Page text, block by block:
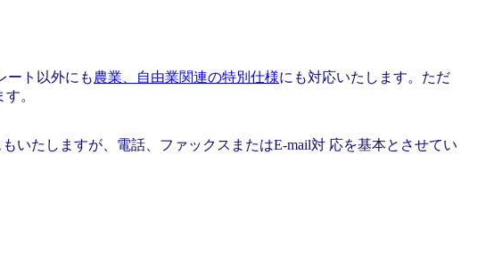
ート以外にも農業、自由業関連の特別仕様にも対応いたします。ただ
。
たしますが、電話、ファックスまたはE-mail対 応を基本とさせてい